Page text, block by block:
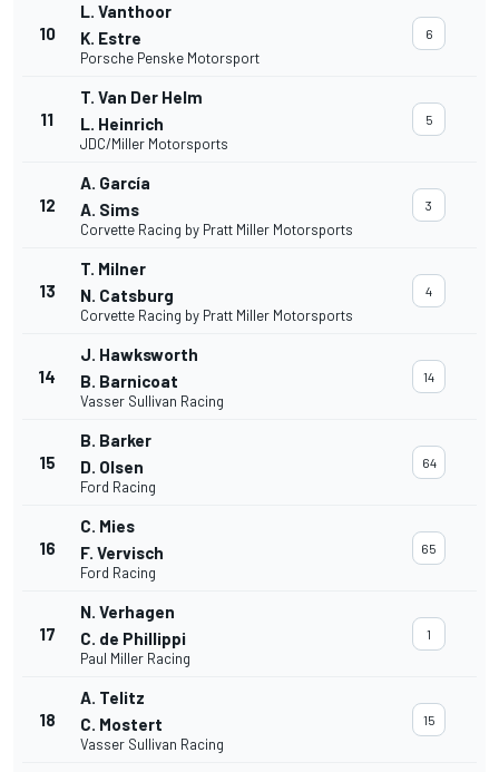
10
L. Vanthoor
K. Estre
Porsche Penske Motorsport
6
11
T. Van Der Helm
L. Heinrich
JDC/Miller Motorsports
5
12
A. García
A. Sims
Corvette Racing by Pratt Miller Motorsports
3
13
T. Milner
N. Catsburg
Corvette Racing by Pratt Miller Motorsports
4
14
J. Hawksworth
B. Barnicoat
Vasser Sullivan Racing
14
15
B. Barker
D. Olsen
Ford Racing
64
16
C. Mies
F. Vervisch
Ford Racing
65
17
N. Verhagen
C. de Phillippi
Paul Miller Racing
1
18
A. Telitz
C. Mostert
Vasser Sullivan Racing
15